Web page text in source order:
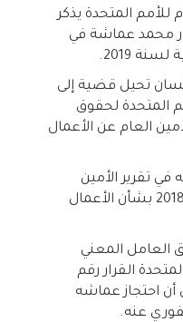
العام للأمم المتحدة يذكر
محمد عماشة في
2019.
الإنسان تحيل قضية إلى
المتحدة لحقوق
العام عن الأعمال
قضيته في تقرير الأمين
العام للأمم المتحدة لعام 2018 بشأن الأعمال
الفريق العامل المعني
القرار رقم
أن احتجاز عماشه
عنه.